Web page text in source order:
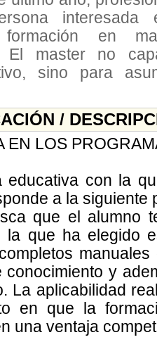
formación en
El master no
sino para
/
EN LOS
educativa con la
a la
que el alumno
la que ha elegido
conocimiento y
La aplicabilidad
en que la
una ventaja